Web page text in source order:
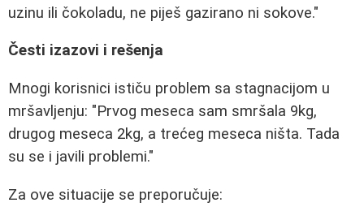
uzinu ili čokoladu, ne piješ gazirano ni sokove."
Česti izazovi i rešenja
Mnogi korisnici ističu problem sa stagnacijom u
mršavljenju: "Prvog meseca sam smršala 9kg,
drugog meseca 2kg, a trećeg meseca ništa. Tada
su se i javili problemi."
Za ove situacije se preporučuje: